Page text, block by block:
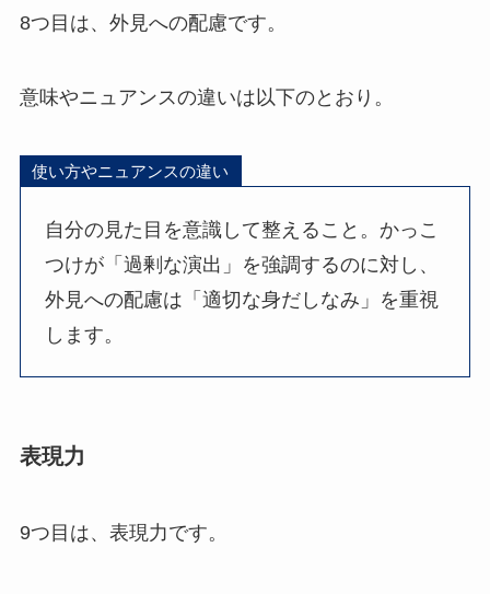
8つ目は、外見への配慮です。
意味やニュアンスの違いは以下のとおり。
使い方やニュアンスの違い
自分の見た目を意識して整えること。かっこ
つけが「過剰な演出」を強調するのに対し、
外見への配慮は「適切な身だしなみ」を重視
します。
表現力
9つ目は、表現力です。